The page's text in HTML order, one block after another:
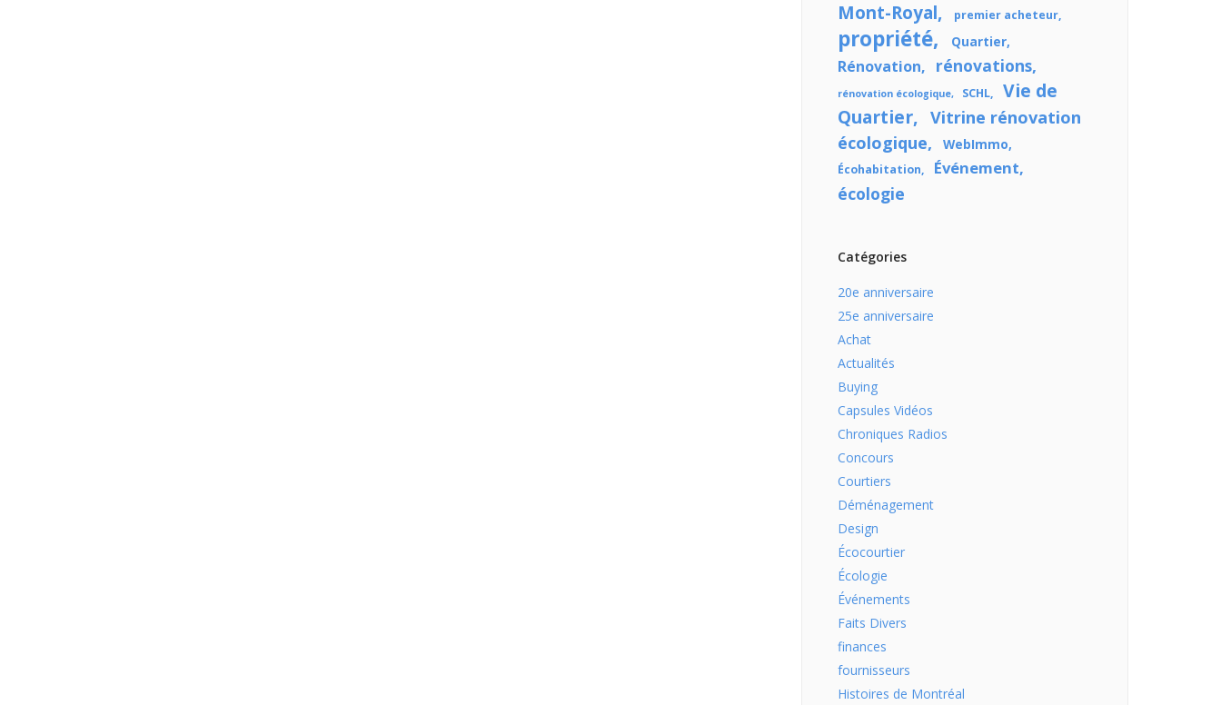
Mont-Royal
premier acheteur
propriété Quartier
Rénovation rénovations
rénovation écologique SCHL
Vie de
Quartier
Vitrine rénovation
écologique
WebImmo
Écohabitation Événement
écologie
Catégories
20e anniversaire
25e anniversaire
Achat
Actualités
Buying
Capsules Vidéos
Chroniques Radios
Concours
Courtiers
Déménagement
Design
Écocourtier
Écologie
Événements
Faits Divers
finances
fournisseurs
Histoires de Montréal